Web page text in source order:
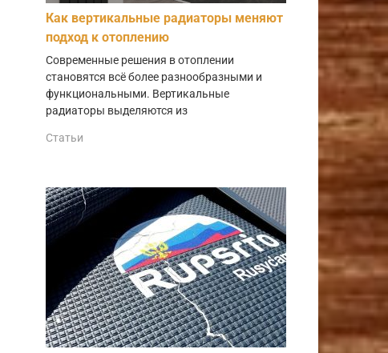
Как вертикальные радиаторы меняют
подход к отоплению
Современные решения в отоплении
становятся всё более разнообразными и
функциональными. Вертикальные
радиаторы выделяются из
Статьи